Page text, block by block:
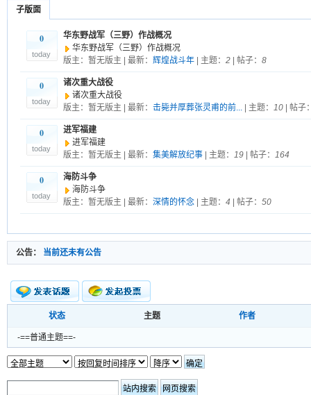
子版面
0
today
华东野战军（三野）作战概况
华东野战军（三野）作战概况
版主：暂无版主 | 最新： 辉煌战斗年| 主题： 2| 帖子： 8
0
today
诸次重大战役
诸次重大战役
版主：暂无版主 | 最新： 击毙并厚葬张灵甫的前...| 主题： 10| 帖子
0
today
进军福建
进军福建
版主：暂无版主 | 最新： 集美解放纪事| 主题： 19| 帖子： 164
0
today
海防斗争
海防斗争
版主：暂无版主 | 最新： 深情的怀念| 主题： 4 | 帖子： 50
公告： 当前还未有公告
新的主题
投票帖
新小字报
状态 主题 作者
-==普通主题==-